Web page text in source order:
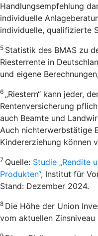
Handlungsempfehlung
individuelle
individuelle, qualifizierte
5 Statistik des BMAS zu
Riesterrente in
und eigene
6 „Riestern“ kann jeder,
Rentenversicherung
auch Beamte und
Auch nichterwerbstätige
Kindererziehung können
7 Quelle: Studie „Rendite
Produkten“, Institut für
Stand: Dezember 2024.
8 Die Höhe der Union
vom aktuellen